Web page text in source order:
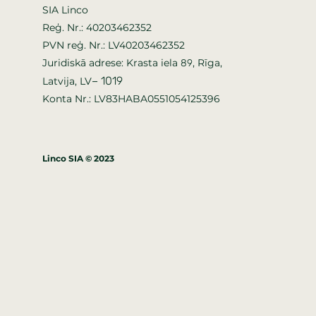
SIA Linco
Reģ. Nr.: 40203462352
PVN reģ. Nr.: LV40203462352
Juridiskā adrese: Krasta iela89, Rīga,
Latvija, LV– 1019
Konta Nr.: LV83HABA0551054125396
Linco SIA © 2023